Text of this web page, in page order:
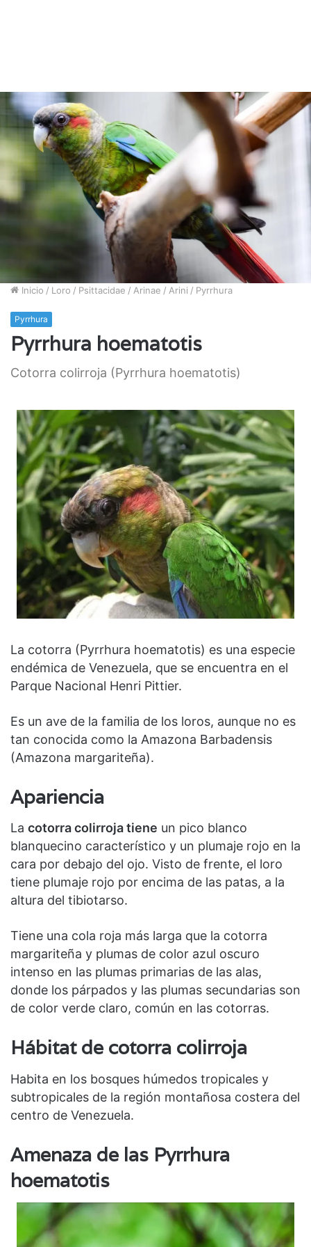
Inicio / Loro / Psittacidae / Arinae / Arini / Pyrrhura
Pyrrhura
Pyrrhura hoematotis
Cotorra colirroja (Pyrrhura hoematotis)
La cotorra (Pyrrhura hoematotis) es una especie
endémica de Venezuela, que se encuentra en el
Parque Nacional Henri Pittier.
Es un ave de la familia de los loros, aunque no es
tan conocida como la Amazona Barbadensis
(Amazona margariteña).
Apariencia
La cotorra colirroja tiene un pico blanco
blanquecino característico y un plumaje rojo en la
cara por debajo del ojo. Visto de frente, el loro
tiene plumaje rojo por encima de las patas, a la
altura del tibiotarso.
Tiene una cola roja más larga que la cotorra
margariteña y plumas de color azul oscuro
intenso en las plumas primarias de las alas,
donde los párpados y las plumas secundarias son
de color verde claro, común en las cotorras.
Hábitat de cotorra colirroja
Habita en los bosques húmedos tropicales y
subtropicales de la región montañosa costera del
centro de Venezuela.
Amenaza de las Pyrrhura
hoematotis